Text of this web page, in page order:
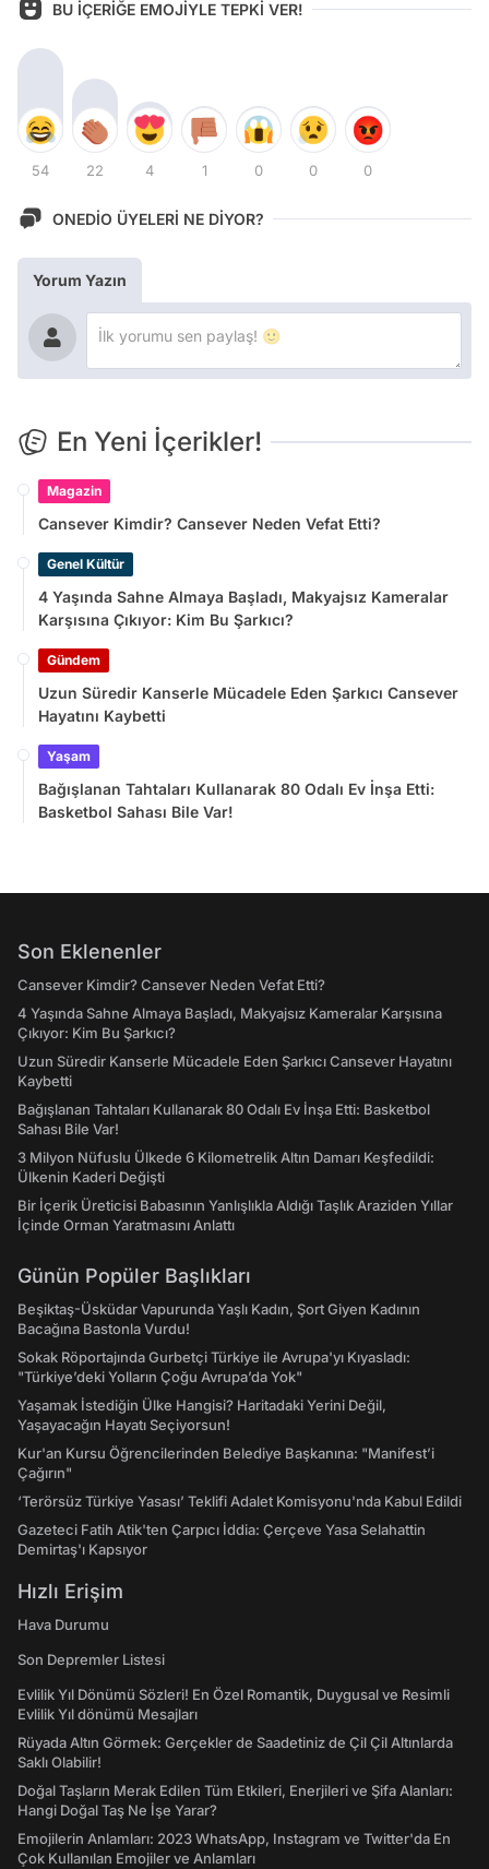
BU İÇERİĞE EMOJİYLE TEPKİ VER!
54 22 4 1 0 0 0
ONEDİO ÜYELERİ NE DİYOR?
Yorum Yazın
En Yeni İçerikler!
Magazin
Cansever Kimdir? Cansever Neden Vefat Etti?
Genel Kültür
4 Yaşında Sahne Almaya Başladı, Makyajsız Kameralar
Karşısına Çıkıyor: Kim Bu Şarkıcı?
Gündem
Uzun Süredir Kanserle Mücadele Eden Şarkıcı Cansever
Hayatını Kaybetti
Yaşam
Bağışlanan Tahtaları Kullanarak 80 Odalı Ev İnşa Etti:
Basketbol Sahası Bile Var!
Son Eklenenler
Cansever Kimdir? Cansever Neden Vefat Etti?
4 Yaşında Sahne Almaya Başladı, Makyajsız Kameralar Karşısına
Çıkıyor: Kim Bu Şarkıcı?
Uzun Süredir Kanserle Mücadele Eden Şarkıcı Cansever Hayatını
Kaybetti
Bağışlanan Tahtaları Kullanarak 80 Odalı Ev İnşa Etti: Basketbol
Sahası Bile Var!
3 Milyon Nüfuslu Ülkede 6 Kilometrelik Altın Damarı Keşfedildi:
Ülkenin Kaderi Değişti
Bir İçerik Üreticisi Babasının Yanlışlıkla Aldığı Taşlık Araziden Yıllar
İçinde Orman Yaratmasını Anlattı
Günün Popüler Başlıkları
Beşiktaş-Üsküdar Vapurunda Yaşlı Kadın, Şort Giyen Kadının
Bacağına Bastonla Vurdu!
Sokak Röportajında Gurbetçi Türkiye ile Avrupa'yı Kıyasladı:
"Türkiye’deki Yolların Çoğu Avrupa’da Yok"
Yaşamak İstediğin Ülke Hangisi? Haritadaki Yerini Değil,
Yaşayacağın Hayatı Seçiyorsun!
Kur'an Kursu Öğrencilerinden Belediye Başkanına: "Manifest’i
Çağırın"
‘Terörsüz Türkiye Yasası’ Teklifi Adalet Komisyonu'nda Kabul Edildi
Gazeteci Fatih Atik'ten Çarpıcı İddia: Çerçeve Yasa Selahattin
Demirtaş'ı Kapsıyor
Hızlı Erişim
Hava Durumu
Son Depremler Listesi
Evlilik Yıl Dönümü Sözleri! En Özel Romantik, Duygusal ve Resimli
Evlilik Yıl dönümü Mesajları
Rüyada Altın Görmek: Gerçekler de Saadetiniz de Çil Çil Altınlarda
Saklı Olabilir!
Doğal Taşların Merak Edilen Tüm Etkileri, Enerjileri ve Şifa Alanları:
Hangi Doğal Taş Ne İşe Yarar?
Emojilerin Anlamları: 2023 WhatsApp, Instagram ve Twitter'da En
Çok Kullanılan Emojiler ve Anlamları